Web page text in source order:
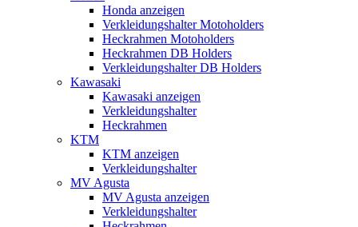
Honda anzeigen
Verkleidungshalter Motoholders
Heckrahmen Motoholders
Heckrahmen DB Holders
Verkleidungshalter DB Holders
Kawasaki
Kawasaki anzeigen
Verkleidungshalter
Heckrahmen
KTM
KTM anzeigen
Verkleidungshalter
MV Agusta
MV Agusta anzeigen
Verkleidungshalter